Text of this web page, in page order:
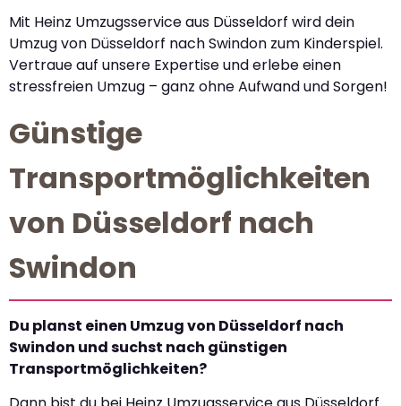
Mit Heinz Umzugsservice aus Düsseldorf wird dein
Umzug von Düsseldorf nach Swindon zum Kinderspiel.
Vertraue auf unsere Expertise und erlebe einen
stressfreien Umzug – ganz ohne Aufwand und Sorgen!
Günstige
Transportmöglichkeiten
von Düsseldorf nach
Swindon
Du planst einen Umzug von Düsseldorf nach
Swindon und suchst nach günstigen
Transportmöglichkeiten?